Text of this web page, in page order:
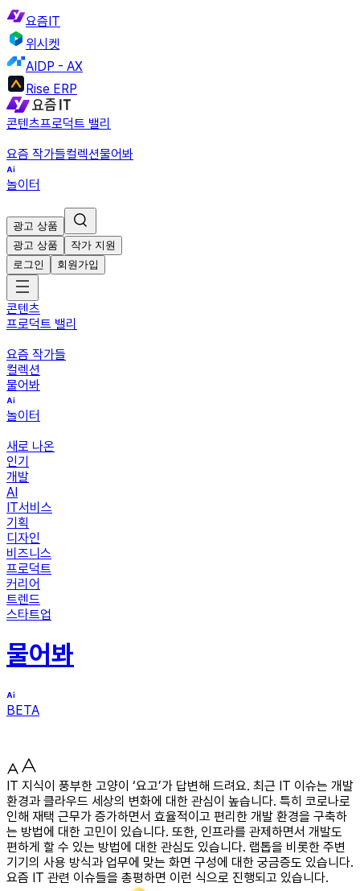
요즘IT
위시켓
AIDP - AX
Rise ERP
콘텐츠프로덕트 밸리
요즘 작가들컬렉션물어봐
놀이터
광고 상품
광고 상품
작가 지원
로그인
회원가입
콘텐츠
프로덕트 밸리
요즘 작가들
컬렉션
물어봐
놀이터
새로 나온
인기
개발
AI
IT서비스
기획
디자인
비즈니스
프로덕트
커리어
트렌드
스타트업
물어봐
BETA
IT 지식이 풍부한 고양이 ‘요고’가 답변해 드려요. 최근 IT 이슈는 개발
환경과 클라우드 세상의 변화에 대한 관심이 높습니다. 특히 코로나로
인해 재택 근무가 증가하면서 효율적이고 편리한 개발 환경을 구축하
는 방법에 대한 고민이 있습니다. 또한, 인프라를 관제하면서 개발도
편하게 할 수 있는 방법에 대한 관심도 있습니다. 랩톱을 비롯한 주변
기기의 사용 방식과 업무에 맞는 화면 구성에 대한 궁금증도 있습니다.
요즘 IT 관련 이슈들을 총평하면 이런 식으로 진행되고 있습니다.